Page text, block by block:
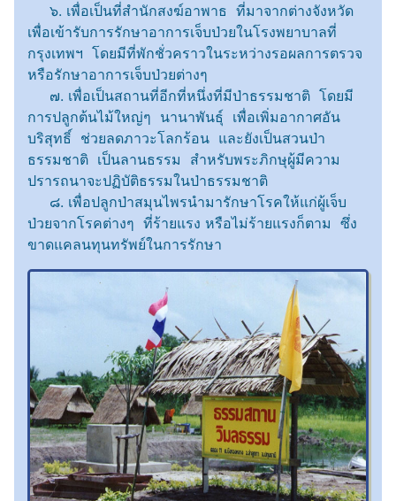
๖. เพื่อเป็นที่สำนักสงฆ์อาพาธ ที่มาจากต่างจังหวัด
เพื่อเข้ารับการรักษาอาการเจ็บป่วยในโรงพยาบาลที่
กรุงเทพฯ โดยมีที่พักชั่วคราวในระหว่างรอผลการตรวจ
หรือรักษาอาการเจ็บป่วยต่างๆ
๗. เพื่อเป็นสถานที่อีกที่หนึ่งที่มีป่าธรรมชาติ โดยมี
การปลูกต้นไม้ใหญ่ๆ นานาพันธุ์ เพื่อเพิ่มอากาศอัน
บริสุทธิ์ ช่วยลดภาวะโลกร้อน และยังเป็นสวนป่า
ธรรมชาติ เป็นลานธรรม สำหรับพระภิกษุผู้มีความ
ปรารถนาจะปฏิบัติธรรมในป่าธรรมชาติ
๘. เพื่อปลูกป่าสมุนไพรนำมารักษาโรคให้แก่ผู้เจ็บ
ป่วยจากโรคต่างๆ ที่ร้ายแรง หรือไม่ร้ายแรงก็ตาม ซึ่ง
ขาดแคลนทุนทรัพย์ในการรักษา